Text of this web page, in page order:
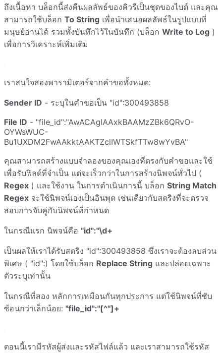
ถึงเนื้อหา บล็อกนี้ส่งคืนผลลัพธ์ของคิวรีเป็นชุดของไบต์ และคุณ
สามารถใช้บล็อก To String เพื่อนำเสนอผลลัพธ์ในรูปแบบที่
มนุษย์อ่านได้ รวมทั้งบันทึกไว้ในบันทึก (บล็อก Write to Log )
เพื่อการวิเคราะห์เพิ่มเติม
เราสนใจสองพารามิเตอร์จากคำขอทั้งหมด:
Sender ID - ระบุในคำขอเป็น "id":300493858
File ID - "file_id":"AwACAgIAAxkBAAMzZBk6QRvO-
OYWsWUC-
Bu1UXDM2FwAAkktAAKTZclIWTSkfTTw8wYvBA"
คุณสามารถสร้างแบบจำลองของคุณเองที่ตรงกับคำขอและใช้
เพื่อรับฟิลด์ที่จำเป็น แต่จะเร็วกว่าในการสร้างนิพจน์ทั่วไป (
Regex ) และใช้งาน ในการดำเนินการนี้ บล็อก String Match
Regex จะใช้นิพจน์เองเป็นอินพุต เช่นเดียวกับสตริงที่จะตรวจ
สอบการจับคู่กับนิพจน์ที่กำหนด
ในกรณีแรก นิพจน์คือ "id":"\d+
เป็นผลให้เราได้รับสตริง "id":300493858 ซึ่งเราจะต้องลบส่วน
พิเศษ ( "id":) โดยใช้บล็อก Replace String และปล่อยเฉพาะ
ตัวระบุเท่านั้น
ในกรณีที่สอง หลักการเหมือนกันทุกประการ แต่ใช้นิพจน์ที่ซับ
ซ้อนกว่าเล็กน้อย: "file_id":"[^"]+
ตอนนี้เรามีรหัสผู้ส่งและรหัสไฟล์แล้ว และเราสามารถใช้รหัส